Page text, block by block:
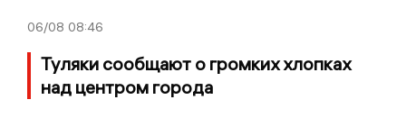
06/08 08:46
Туляки сообщают о громких хлопках
над центром города